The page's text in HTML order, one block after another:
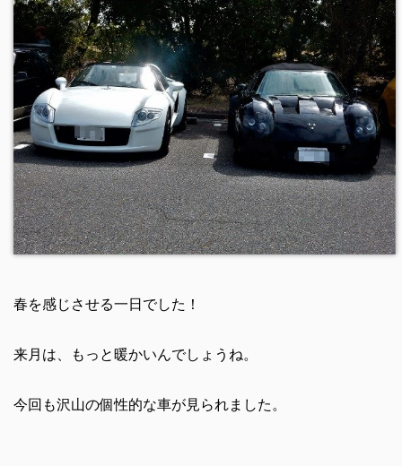
春を感じさせる一日でした！
来月は、もっと暖かいんでしょうね。
今回も沢山の個性的な車が見られました。